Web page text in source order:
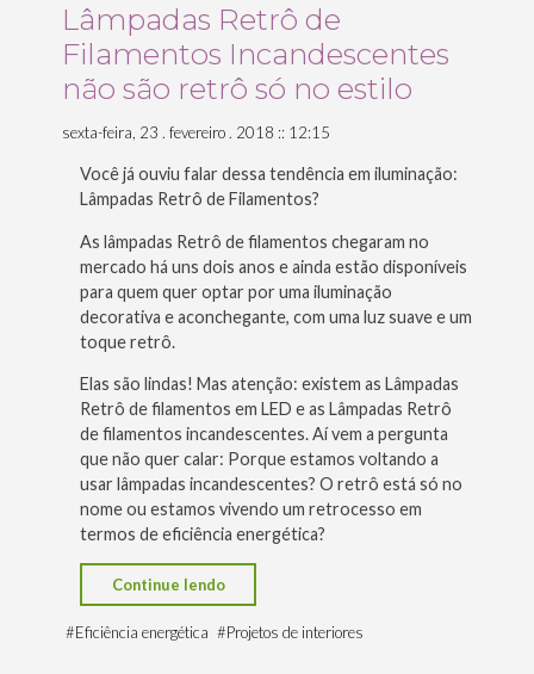
Lâmpadas Retrô de
Filamentos Incandescentes
não são retrô só no estilo
sexta-feira, 23 . fevereiro . 2018 :: 12:15
Você já ouviu falar dessa tendência em iluminação:
Lâmpadas Retrô de Filamentos?
As lâmpadas Retrô de filamentos chegaram no
mercado há uns dois anos e ainda estão disponíveis
para quem quer optar por uma iluminação
decorativa e aconchegante, com uma luz suave e um
toque retrô.
Elas são lindas! Mas atenção: existem as Lâmpadas
Retrô de filamentos em LED e as Lâmpadas Retrô
de filamentos incandescentes. Aí vem a pergunta
que não quer calar: Porque estamos voltando a
usar lâmpadas incandescentes? O retrô está só no
nome ou estamos vivendo um retrocesso em
termos de eficiência energética?
Continue lendo
Retrô
de
#Eficiência energética #Projetos de interiores